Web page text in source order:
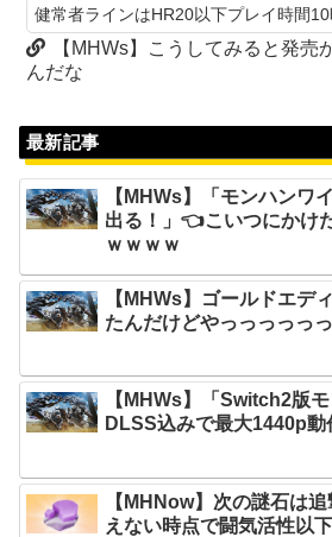
健常者ラインはHR20以下プレイ時間
【MHWs】こうしてみると発売
んだな
最新記事
【MHWs】「モンハンワ
出る！」👈こいつにかけ
ｗｗｗｗ
【MHWs】ゴールドエデ
たんだけどやっっっっっ
【MHWs】「Switch2版
DLSS込みで最大1440p動
【MHNow】次の謎石は
えない時点で闘気活性以